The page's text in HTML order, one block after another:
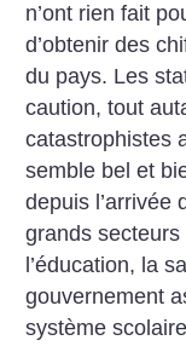
n’ont rien fait
d’obtenir des
du pays. Les
caution, tout
catastrophistes
semble bel et
depuis l’arrivée
grands
l’éducation, la
gouvernement
système